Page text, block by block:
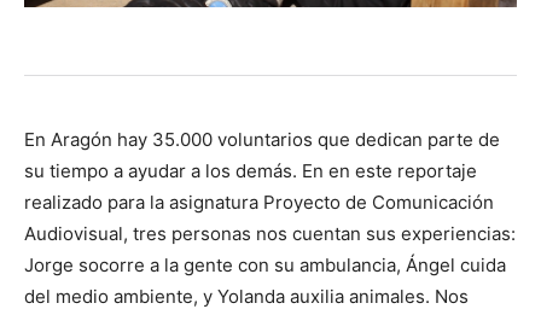
En Aragón hay 35.000 voluntarios que dedican parte de
su tiempo a ayudar a los demás. En en este reportaje
realizado para la asignatura Proyecto de Comunicación
Audiovisual, tres personas nos cuentan sus experiencias:
Jorge socorre a la gente con su ambulancia, Ángel cuida
del medio ambiente, y Yolanda auxilia animales. Nos